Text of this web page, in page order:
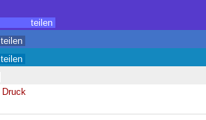
teilen
teilen
teilen
Druck